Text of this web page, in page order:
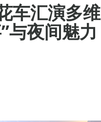
车汇演多维
与夜间魅力